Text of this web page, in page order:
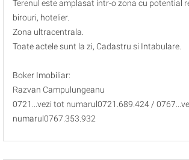
Terenul este amplasat intr-o zona cu potential
birouri, hotelier.
Zona ultracentrala.
Toate actele sunt la zi, Cadastru si Intabulare.
Boker Imobiliar:
Razvan Campulungeanu
0721...vezi tot numarul0721.689.424 /
numarul0767.353.932